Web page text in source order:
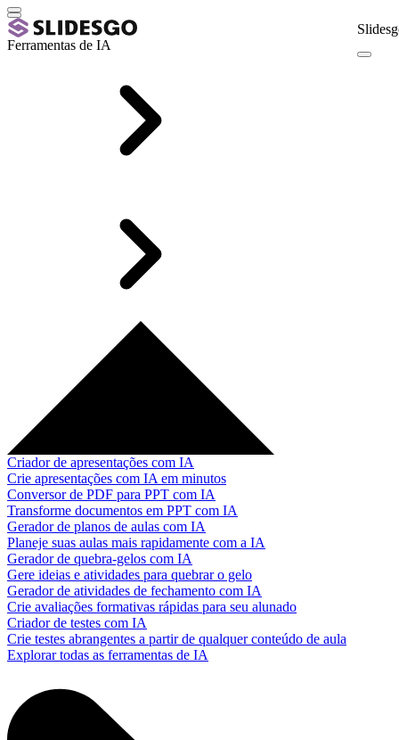
Ferramentas de IA
Criador de apresentações com IA
Crie apresentações com IA em minutos
Conversor de PDF para PPT com IA
Transforme documentos em PPT com IA
Gerador de planos de aulas com IA
Planeje suas aulas mais rapidamente com a IA
Gerador de quebra-gelos com IA
Gere ideias e atividades para quebrar o gelo
Gerador de atividades de fechamento com IA
Crie avaliações formativas rápidas para seu alunado
Criador de testes com IA
Crie testes abrangentes a partir de qualquer conteúdo de aula
Explorar todas as ferramentas de IA